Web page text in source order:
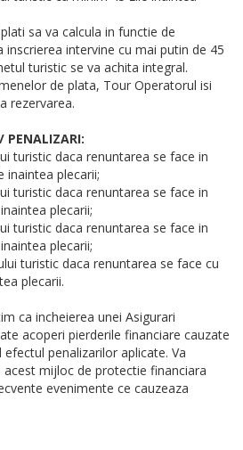
sa va calcula in functie de
intervine cu mai putin de 45
turistic se va achita integral.
de plata, Tour Operatorul isi
rezervarea.
PENALIZARI:
turistic daca renuntarea se face in
inaintea plecarii;
turistic daca renuntarea se face in
plecarii;
turistic daca renuntarea se face in
plecarii;
turistic daca renuntarea se face cu
plecarii.
ca incheierea unei Asigurari
acoperi pierderile financiare cauzate
penalizarilor aplicate. Va
mijloc de protectie financiara
evenimente ce cauzeaza